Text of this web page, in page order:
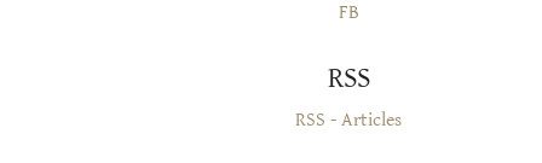
FB
RSS
RSS - Articles